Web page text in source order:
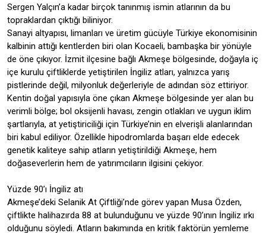
Sergen Yalçın’a kadar birçok tanınmış ismin atlarının da bu
topraklardan çıktığı biliniyor.
Sanayi altyapısı, limanları ve üretim gücüyle Türkiye ekonomisinin
kalbinin attığı kentlerden biri olan Kocaeli, bambaşka bir yönüyle
de öne çıkıyor. İzmit ilçesine bağlı Akmeşe bölgesinde, doğayla iç
içe kurulu çiftliklerde yetiştirilen İngiliz atları, yalnızca yarış
pistlerinde değil, milyonluk değerleriyle de adından söz ettiriyor.
Kentin doğal yapısıyla öne çıkan Akmeşe bölgesinde yer alan bu
verimli bölge; bol oksijenli havası, zengin otlakları ve uygun iklim
şartlarıyla, at yetiştiriciliği için Türkiye’nin en elverişli alanlarından
biri kabul ediliyor. Özellikle hipodromlarda başarı elde edecek
genetik kaliteye sahip atların yetiştirildiği Akmeşe, hem
doğaseverlerin hem de yatırımcıların ilgisini çekiyor.
Yüzde 90’ı İngiliz atı
Akmeşe’deki Selanik At Çiftliği’nde görev yapan Musa Özden,
çiftlikte halihazırda 88 at bulunduğunu ve yüzde 90’ının İngiliz ırkı
olduğunu söyledi. Atların bakımında en kritik faktörün yemleme